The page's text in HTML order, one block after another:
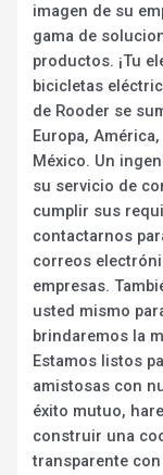
imagen de su
gama de
productos. ¡Tu
bicicletas
de Rooder se
Europa,
México. Un
su servicio de
cumplir sus
contactarnos
correos
empresas.
usted mismo
brindaremos la
Estamos listos
amistosas con
éxito mutuo,
construir una
transparente